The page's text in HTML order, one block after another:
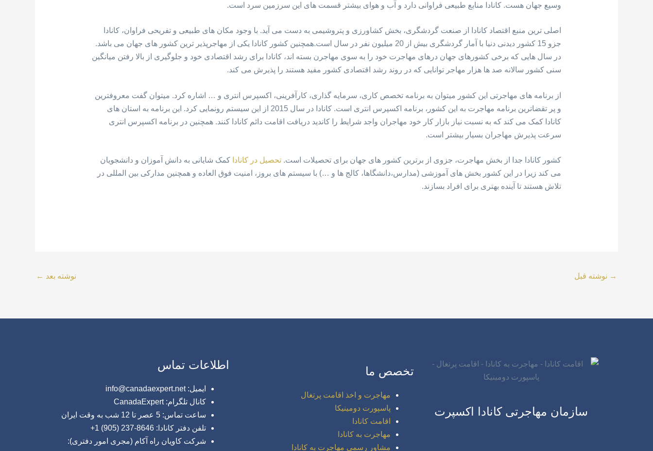
وسیع جهان هست. کانادا منابع طبیعی فراوانی دارد و آب و هوای بیشتر قسمت های این سرزمین سرد است.
اصلی ترین منبع اقتصاد کانادا از صنعت گردشگری، بخش کشاورزی و پتروشیمی به دست می آید. با وجود مکان های طبیعی و تفریحی فراوان، کانادا
جزو 15 کشور دیدنی دنیا با آمار گردشگری بیش از 20 میلیون نفر در سال است.همچنین کشور کانادا یکی از مهاجرپذیر ترین کشور های جهان می باشد.
در سال هایی که برخی کشورهای جهان درهای مهاجرت خود را به سوی مهاجرن بسته اند، کانادا برای رشد اقتصادی خود و جلوگیری از بالا رفتن میانگین
سنی کشور سالانه صد ها هزار مهاجر توانایی که در روند رشد اقتصادی کشور مفید هستند را پذیرش می کند.
از برنامه های مهاجرتی این کشور میتوان به برنامه تخصص کاری، سرمایه گذاری، کارآفرینی، اکسپرس انتری و … اشاره کرد. میتوان گفت معروفترین
و پر تقضاترین برنامه مهاجرت به این کشور، برنامه اکسپرس انتری است. کانادا در سال 2015 از این سیستم رونمایی کرد. این برنامه به استان های
کانادا کمک می کند که به نسبت نیاز بازار کار خود مهاجران واجد شرایط را کاندید دریافت اقامت دائم کانادا کنند. همچنین در برنامه اکسپرس انتری
سرعت پذیرش مهاجران بسیار بیشتر است.
کشور کانادا جدا از بخش مهاجرت، جزوی از برترین کشور های جهان برای تحصیلات است. تحصیل در کانادا کمک شایانی به دانش آموزان و دانشجویان
می کند زیرا در این کشور بخش های آموزشی (مدارس،دانشگاها، کالج ها و …) با سیستم های بروز، امنیت فوق العاده و همچنین مدارکی بین المللی در
تلاش هستند تا آینده بهتری برای افراد بسازند.
→ نوشته قبل نوشته بعد ←
سازمان مهاجرتی کانادا اکسپرت
تخصص ما
مهاجرت و اخذ اقامت پرتغال
پاسپورت دومینیکا
اقامت کانادا
مهاجرت به کانادا
مشاور رسمی مهاجرت به کانادا
اطلاعات تماس
ایمیل: info@canadaexpert.net
کانال تلگرام: CanadaExpert
ساعت تماس: 5 عصر تا 12 شب به وقت ایران
تلفن دفتر کانادا: 8646-237 (905) 1+
شرکت کاویان راه آکام (مجری امور دفتری):